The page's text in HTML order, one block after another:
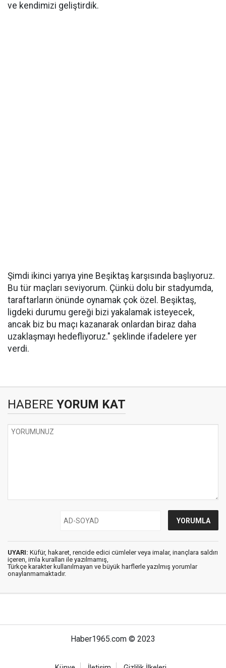
ve kendimizi geliştirdik.
Şimdi ikinci yarıya yine Beşiktaş karşısında başlıyoruz.
Bu tür maçları seviyorum. Çünkü dolu bir stadyumda,
taraftarların önünde oynamak çok özel. Beşiktaş,
ligdeki durumu gereği bizi yakalamak isteyecek,
ancak biz bu maçı kazanarak onlardan biraz daha
uzaklaşmayı hedefliyoruz." şeklinde ifadelere yer
verdi.
HABERE YORUM KAT
UYARI: Küfür, hakaret, rencide edici cümleler veya imalar, inançlara saldırı
içeren, imla kuralları ile yazılmamış,
Türkçe karakter kullanılmayan ve büyük harflerle yazılmış yorumlar
onaylanmamaktadır.
Haber1965.com © 2023